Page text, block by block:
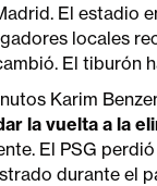
El estadio
locales
El tiburón
Karim
la vuelta a la
El PSG
durante el